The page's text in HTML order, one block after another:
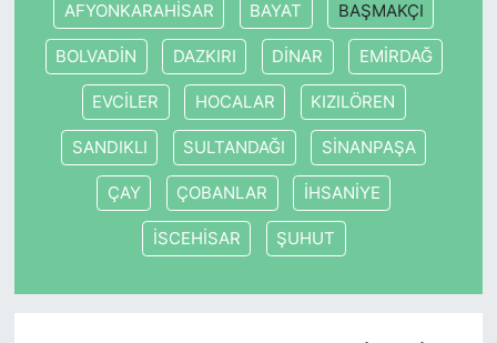
AFYONKARAHİSAR BAYAT BAŞMAKÇI
BOLVADİN DAZKIRI DİNAR EMİRDAĞ
EVCİLER HOCALAR KIZILÖREN
SANDIKLI SULTANDAĞI SİNANPAŞA
ÇAY ÇOBANLAR İHSANİYE
İSCEHİSAR ŞUHUT